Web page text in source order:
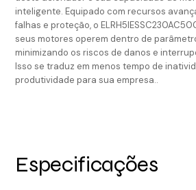
inteligente. Equipado com recursos
falhas e proteção, o
seus motores operem dentro de
minimizando os riscos de danos e
Isso se traduz em menos tempo de
produtividade para sua empresa..
Especificações